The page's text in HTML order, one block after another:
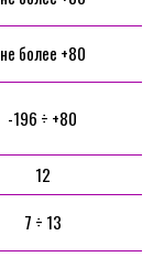
не более +80
-196 ÷ +80
12
7 ÷ 13